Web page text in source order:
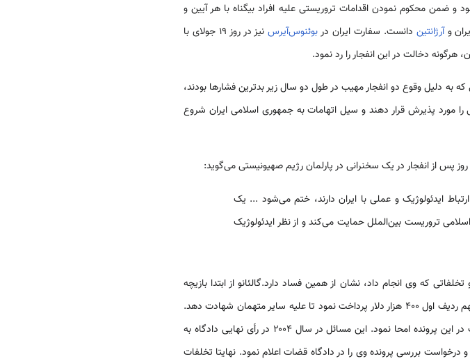
و ضمن محکوم نمودن اقدامات تروریستی علیه افراد بیگناه با هر آیین و
وآرژانتین دانست. سفارت ایران دربوئنوس‌آیرس
نیز در روز ۱۹ جولای با
دخالت در این انفجار را رد نمود.
به دلیل وقوع دو انفجار مهیب در طول دو سال زیر بدترین فشارها بودند،
مورد پذیرش قرار دهند و سیل اتهامات به جمهوری اسلامی ایران شروع
ایدئولوژیک و عملی با ایران دارند، ختم می‌شود ... یک
تروریست بین‌الملل حمایت می‌کند و از نظر ایدئولوژیک
که وی انجام داد، نشان از همین فساد دارد.گالئانو از ابتدا بازیچه
دست قوه مجریه و منم قرار گرفت تا آن‌جایی‌که به عنوان یک قاضی به متهم ردیف اول ۴۰۰ هزار دلار پرداخت نمود تا علیه سایر متهمان شهادت دهد.
وی همچنین کلیه اسناد و مدارک اصلی پرونده را در طول ۹ سال مسؤولیت در این پرونده امحا نمود. این مسائل در سال ۲۰۰۴ در رأی نهایی دادگاه به
۱۴ مورد مسؤول و متهم شناخت و درخواست بررسی پرونده وی را در دادگاه قضات اعلام نمود. نهایتا تخلفات